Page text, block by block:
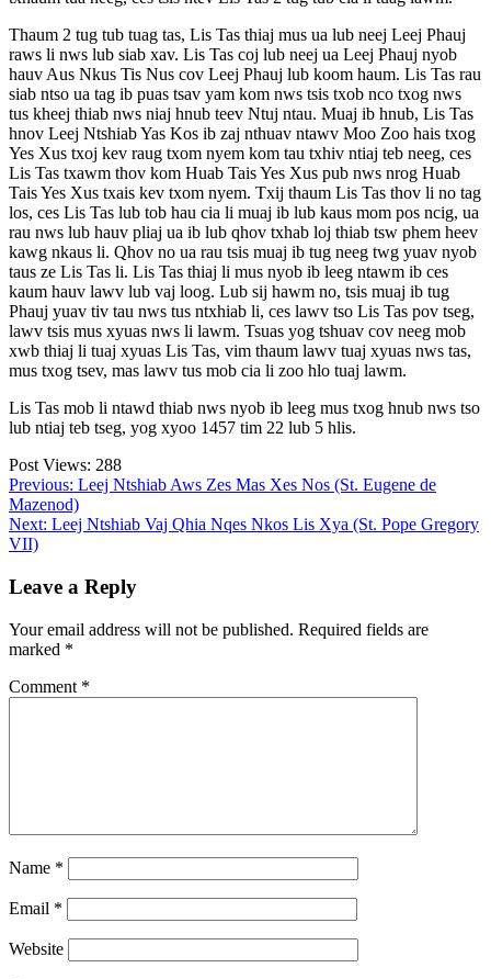
Thaum 2 tug tub tuag tas, Lis Tas thiaj mus ua lub neej Leej Phauj
raws li nws lub siab xav. Lis Tas coj lub neej ua Leej Phauj nyob
hauv Aus Nkus Tis Nus cov Leej Phauj lub koom haum. Lis Tas rau
siab ntso ua tag ib puas tsav yam kom nws tsis txob nco txog nws
tus kheej thiab nws niaj hnub teev Ntuj ntau. Muaj ib hnub, Lis Tas
hnov Leej Ntshiab Yas Kos ib zaj nthuav ntawv Moo Zoo hais txog
Yes Xus txoj kev raug txom nyem kom tau txhiv ntiaj teb neeg, ces
Lis Tas txawm thov kom Huab Tais Yes Xus pub nws nrog Huab
Tais Yes Xus txais kev txom nyem. Txij thaum Lis Tas thov li no tag
los, ces Lis Tas lub tob hau cia li muaj ib lub kaus mom pos ncig, ua
rau nws lub hauv pliaj ua ib lub qhov txhab loj thiab tsw phem heev
kawg nkaus li. Qhov no ua rau tsis muaj ib tug neeg twg yuav nyob
taus ze Lis Tas li. Lis Tas thiaj li mus nyob ib leeg ntawm ib ces
kaum hauv lawv lub vaj loog. Lub sij hawm no, tsis muaj ib tug
Phauj yuav tiv tau nws tus ntxhiab li, ces lawv tso Lis Tas pov tseg,
lawv tsis mus xyuas nws li lawm. Tsuas yog tshuav cov neeg mob
xwb thiaj li tuaj xyuas Lis Tas, vim thaum lawv tuaj xyuas nws tas,
mus txog tsev, mas lawv tus mob cia li zoo hlo tuaj lawm.
Lis Tas mob li ntawd thiab nws nyob ib leeg mus txog hnub nws tso
lub ntiaj teb tseg, yog xyoo 1457 tim 22 lub 5 hlis.
Post Views: 288
Post
navigation
Previous: Leej Ntshiab Aws Zes Mas Xes Nos (St. Eugene de
Mazenod)
Next: Leej Ntshiab Vaj Qhia Nqes Nkos Lis Xya (St. Pope Gregory
VII)
Leave a Reply
Your email address will not be published. Required fields are
marked *
Comment *
Name *
Email *
Website